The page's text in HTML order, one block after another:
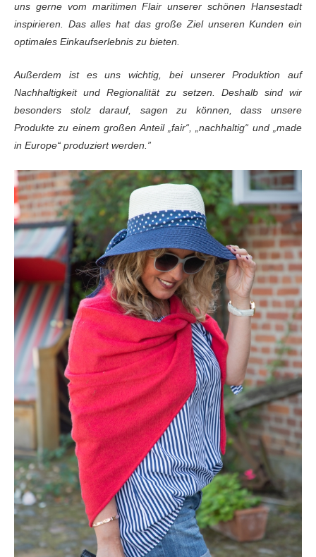
uns gerne vom maritimen Flair unserer schönen Hansestadt
inspirieren. Das alles hat das große Ziel unseren Kunden ein
optimales Einkaufserlebnis zu bieten.
Außerdem ist es uns wichtig, bei unserer Produktion auf
Nachhaltigkeit und Regionalität zu setzen. Deshalb sind wir
besonders stolzdarauf, sagen zu können, dass unsere
Produkte zu einem großen Anteil „fair“, „nachhaltig“ und „made
in Europe“ produziert werden.”